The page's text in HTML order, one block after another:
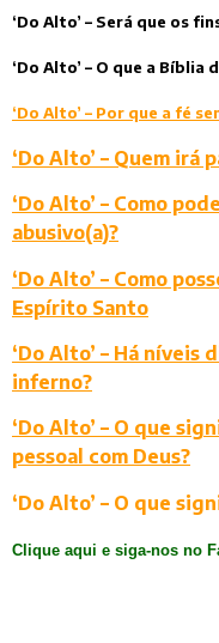
‘Do Alto’ – Será que os
‘Do Alto’ – O que a
‘Do Alto’ – Por que a fé
‘Do Alto’ – Quem irá
‘Do Alto’ – Como
abusivo(a)?
‘Do Alto’ – Como
Espírito Santo
‘Do Alto’ – Há
inferno?
‘Do Alto’ – O que
pessoal com Deus?
‘Do Alto’ – O que
Clique aqui e siga-nos no